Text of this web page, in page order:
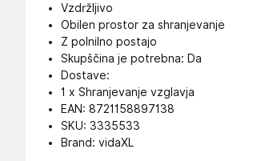
Vzdržljivo
Obilen prostor za shranjevanje
Z polnilno postajo
Skupščina je potrebna: Da
Dostave:
1 x Shranjevanje vzglavja
EAN: 8721158897138
SKU: 3335533
Brand: vidaXL